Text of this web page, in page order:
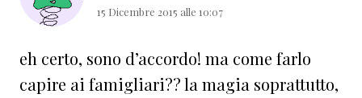
15 Dicembre 2015 alle 10:07
eh certo, sono d’accordo! ma come farlo
capire ai famigliari?? la magia soprattutto,